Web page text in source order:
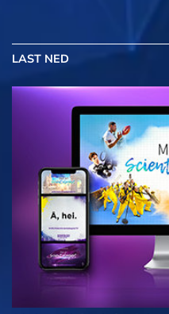
LAST NED